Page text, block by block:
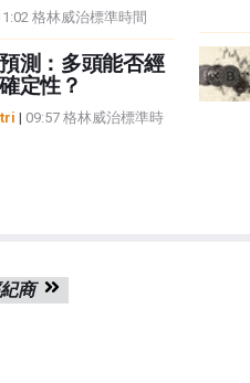
格林威治標準時間
測：多頭能否經
定性？
| 09:57 格林威治標準時
商